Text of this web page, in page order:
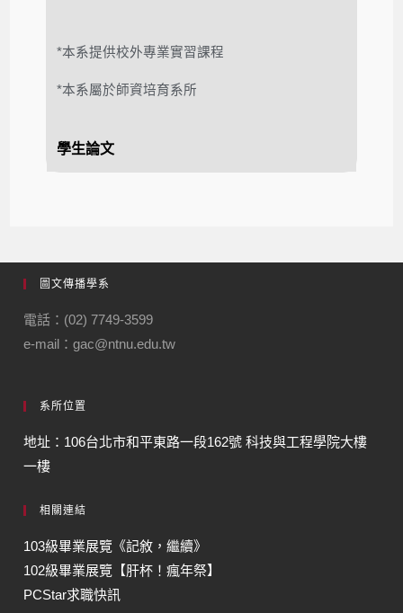
*本系提供校外專業實習課程
*本系屬於師資培育系所
學生論文
圖文傳播學系
電話：(02) 7749-3599
e-mail：gac@ntnu.edu.tw
系所位置
地址：106台北市和平東路一段162號 科技與工程學院大樓
一樓
相關連結
103級畢業展覽《記敘，繼續》
102級畢業展覽【肝杯！瘋年祭】
PCStar求職快訊